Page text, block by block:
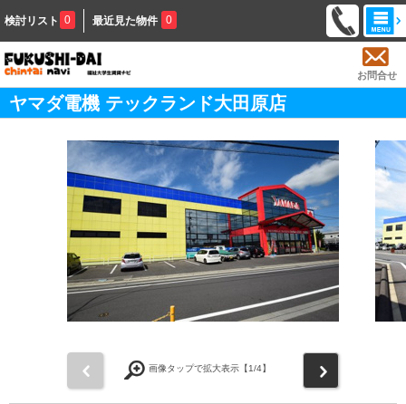
検討リスト 0 最近見た物件 0
お問合せ
ヤマダ電機 テックランド大田原店
画像タップで拡大表示【1/4】